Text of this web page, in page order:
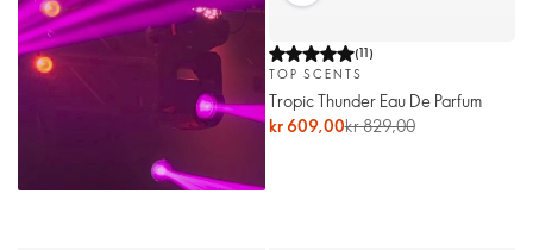
(11)
TOP SCENTS
Tropic Thunder Eau De Parfum
kr 609,00kr 829,00